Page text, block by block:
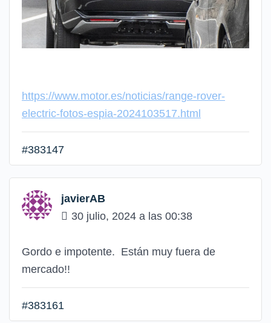
https://www.motor.es/noticias/range-rover-
electric-fotos-espia-2024103517.html
#383147
javierAB
30 julio, 2024 a las 00:38
Gordo e impotente. Están muy fuera de
mercado!!
#383161